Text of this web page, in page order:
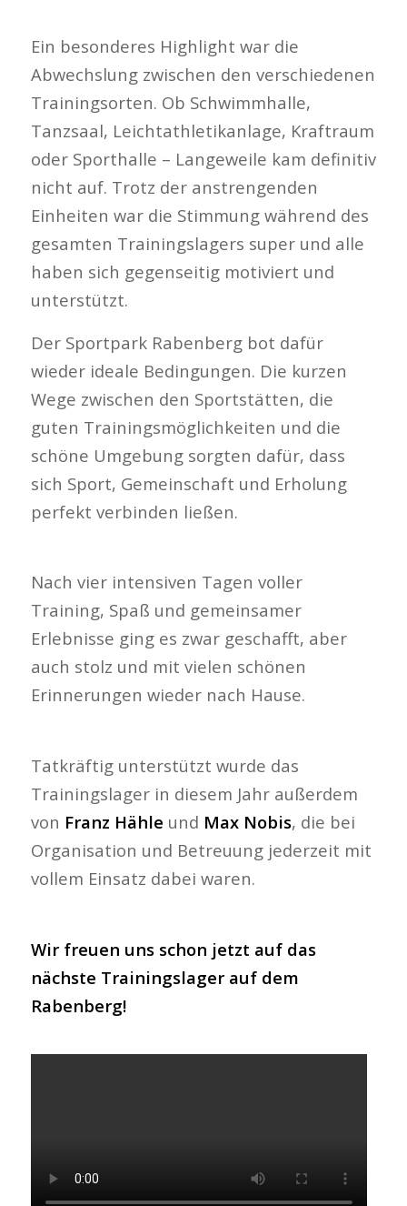
Ein besonderes Highlight war die
Abwechslung zwischen den verschiedenen
Trainingsorten. Ob Schwimmhalle,
Tanzsaal, Leichtathletikanlage, Kraftraum
oder Sporthalle – Langeweile kam definitiv
nicht auf. Trotz der anstrengenden
Einheiten war die Stimmung während des
gesamten Trainingslagers super und alle
haben sich gegenseitig motiviert und
unterstützt.
Der Sportpark Rabenberg bot dafür
wieder ideale Bedingungen. Die kurzen
Wege zwischen den Sportstätten, die
guten Trainingsmöglichkeiten und die
schöne Umgebung sorgten dafür, dass
sich Sport, Gemeinschaft und Erholung
perfekt verbinden ließen.
Nach vier intensiven Tagen voller
Training, Spaß und gemeinsamer
Erlebnisse ging es zwar geschafft, aber
auch stolz und mit vielen schönen
Erinnerungen wieder nach Hause.
Tatkräftig unterstützt wurde das
Trainingslager in diesem Jahr außerdem
von Franz Hähle und Max Nobis, die bei
Organisation und Betreuung jederzeit mit
vollem Einsatz dabei waren.
Wir freuen uns schon jetzt auf das
nächste Trainingslager auf dem
Rabenberg!